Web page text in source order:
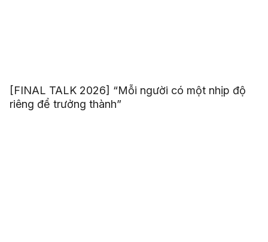
[FINAL TALK 2026] “Mỗi người có một nhịp độ
riêng để trưởng thành”